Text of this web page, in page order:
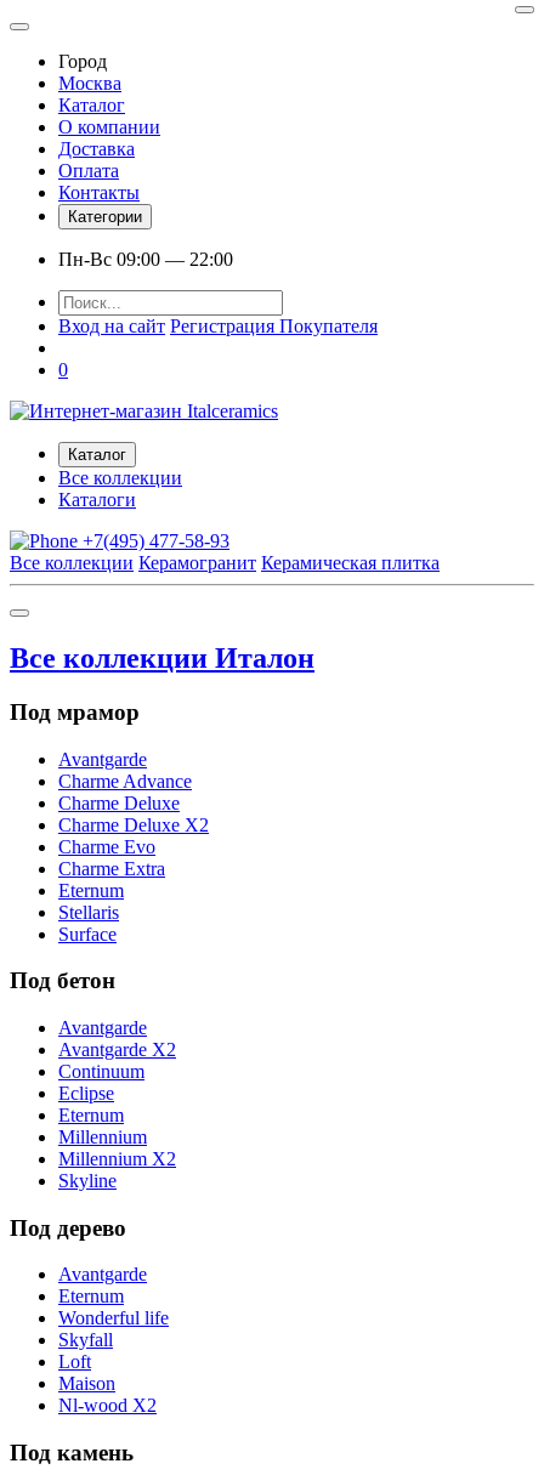
Город
Москва
Каталог
О компании
Доставка
Оплата
Контакты
Категории
Пн-Вс 09:00 — 22:00
Вход на сайт Регистрация Покупателя
0
Каталог
Все коллекции
Каталоги
+7(495) 477-58-93
Все коллекции Керамогранит Керамическая плитка
Все коллекции Италон
Под мрамор
Avantgarde
Charme Advance
Charme Deluxe
Charme Deluxe X2
Charme Evo
Charme Extra
Eternum
Stellaris
Surface
Под бетон
Avantgarde
Avantgarde X2
Continuum
Eclipse
Eternum
Millennium
Millennium X2
Skyline
Под дерево
Avantgarde
Eternum
Wonderful life
Skyfall
Loft
Maison
Nl-wood X2
Под камень